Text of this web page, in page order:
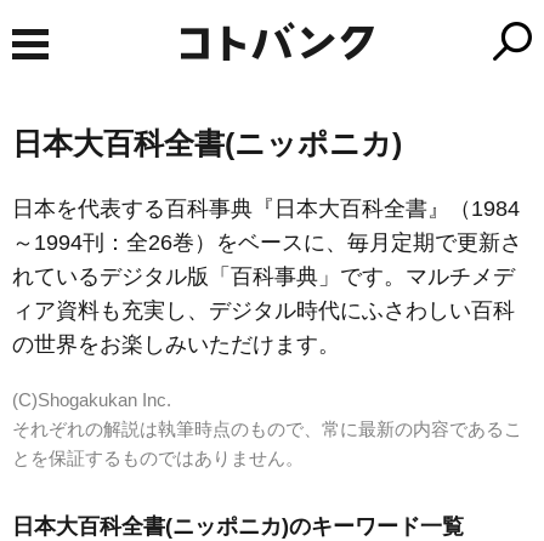
日本大百科全書(ニッポニカ)
日本を代表する百科事典『日本大百科全書』（1984
～1994刊：全26巻）をベースに、毎月定期で更新さ
れているデジタル版「百科事典」です。マルチメデ
ィア資料も充実し、デジタル時代にふさわしい百科
の世界をお楽しみいただけます。
(C)Shogakukan Inc.
それぞれの解説は執筆時点のもので、常に最新の内容であるこ
とを保証するものではありません。
日本大百科全書(ニッポニカ)のキーワード一覧